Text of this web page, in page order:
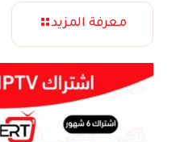
معرفة المزيد